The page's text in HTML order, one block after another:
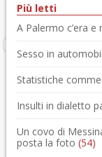
Più letti
A Palermo c’era e
Sesso in
Statistiche
Insulti in dialetto
Un covo di
posta la foto (54)